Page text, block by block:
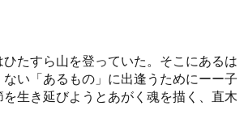
たすら山を登っていた。そこにあるは
い「あるもの」に出逢うためにーー子
生き延びようとあがく魂を描く、直木